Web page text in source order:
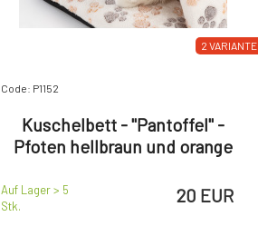
2 VARIANTE
Code: P1152
Kuschelbett - "Pantoffel" -
Pfoten hellbraun und orange
Auf Lager > 5
Stk.
20 EUR